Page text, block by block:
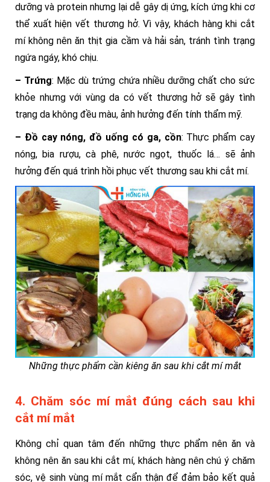
dưỡng và protein nhưng lại dễ gây dị ứng, kích ứng khi cơ
thể xuất hiện vết thương hở. Vì vậy, khách hàng khi cắt
mí không nên ăn thịt gia cầm và hải sản, tránh tình trạng
ngứa ngáy, khó chịu.
– Trứng: Mặc dù trứng chứa nhiều dưỡng chất cho sức
khỏe nhưng với vùng da có vết thương hở sẽ gây tình
trạng da không đều màu, ảnh hưởng đến tính thẩm mỹ.
– Đồ cay nóng, đồ uống có ga, cồn: Thực phẩm cay
nóng, bia rượu, cà phê, nước ngọt, thuốc lá… sẽ ảnh
hưởng đến quá trình hồi phục vết thương sau khi cắt mí.
Những thực phẩm cần kiêng ăn sau khi cắt mí mắt
4. Chăm sóc mí mắt đúng cách sau khi
cắt mí mắt
Không chỉ quan tâm đến những thực phẩm nên ăn và
không nên ăn sau khi cắt mí, khách hàng nên chú ý chăm
sóc, vệ sinh vùng mí mắt cẩn thận để đảm bảo kết quả